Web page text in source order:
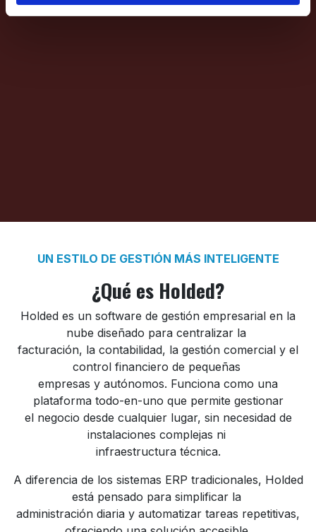
UN ESTILO DE GESTIÓN MÁS INTELIGENTE
¿Qué es Holded?
Holded es un software de gestión empresarial en la
nube diseñado para centralizar la
facturación, la contabilidad, la gestión comercial y el
control financiero de pequeñas
empresas y autónomos. Funciona como una
plataforma todo-en-uno que permite gestionar
el negocio desde cualquier lugar, sin necesidad de
instalaciones complejas ni
infraestructura técnica.
A diferencia de los sistemas ERP tradicionales, Holded
está pensado para simplificar la
administración diaria y automatizar tareas repetitivas,